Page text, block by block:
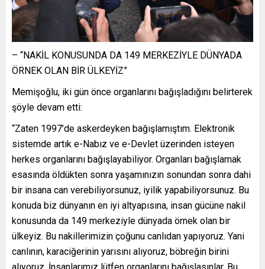
– “NAKİL KONUSUNDA DA 149 MERKEZİYLE DÜNYADA
ÖRNEK OLAN BİR ÜLKEYİZ”
Memişoğlu, iki gün önce organlarını bağışladığını belirterek
şöyle devam etti:
“Zaten 1997’de askerdeyken bağışlamıştım. Elektronik
sistemde artık e-Nabız ve e-Devlet üzerinden isteyen
herkes organlarını bağışlayabiliyor. Organları bağışlamak
esasında öldükten sonra yaşamınızın sonundan sonra dahi
bir insana can verebiliyorsunuz, iyilik yapabiliyorsunuz. Bu
konuda biz dünyanın en iyi altyapısına, insan gücüne nakil
konusunda da 149 merkeziyle dünyada örnek olan bir
ülkeyiz. Bu nakillerimizin çoğunu canlıdan yapıyoruz. Yani
canlının, karaciğerinin yarısını alıyoruz, böbreğin birini